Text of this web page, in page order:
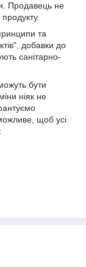
Продавець не
та
добавки до
санітарно-
бути
ніяк не
щоб усі